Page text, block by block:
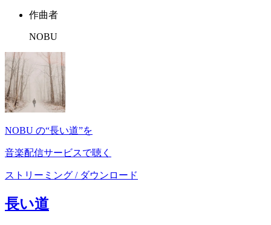
作曲者
NOBU
NOBU の“長い道”を
音楽配信サービスで聴く
ストリーミング / ダウンロード
長い道